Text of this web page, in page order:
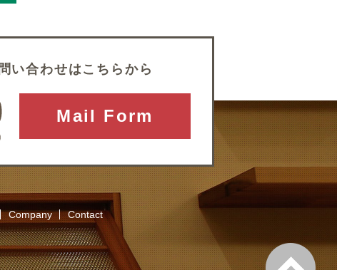
い合わせはこちらから
Mail Form
Company Contact